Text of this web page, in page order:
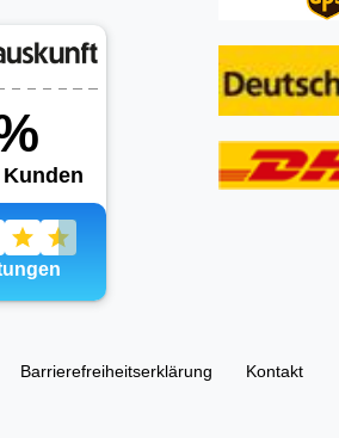
Barrierefreiheitserklärung Kontakt